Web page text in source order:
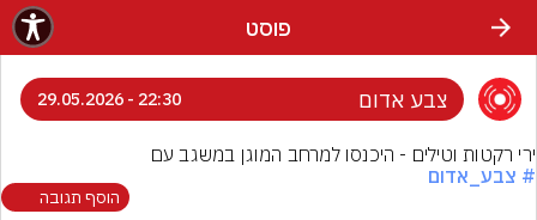
פוסט
צבע אדום 22:30 - 29.05.2026
ירי רקטות וטילים - היכנסו למרחב המוגן במשגב עם
# צבע_אדום
הוסף תגובה